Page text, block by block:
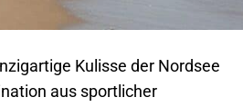
Kulisse der Nordsee
aus sportlicher